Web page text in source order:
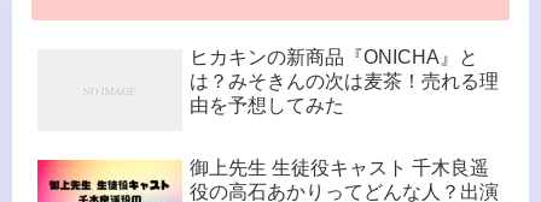
ヒカキンの新商品『ONICHA』と
は？みそきんの次は麦茶！売れる理
由を予想してみた
御上先生 生徒役キャスト 千木良遥
役の高石あかりってどんな人？出演